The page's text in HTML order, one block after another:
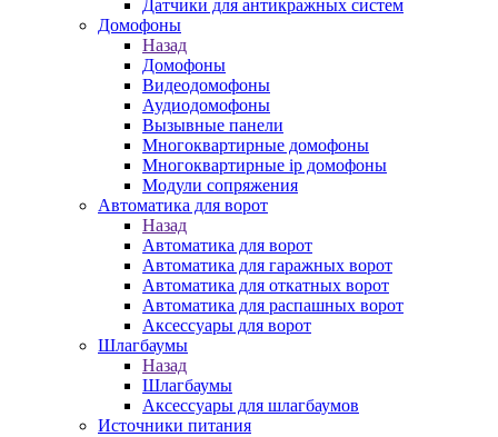
Датчики для антикражных систем
Домофоны
Назад
Домофоны
Видеодомофоны
Аудиодомофоны
Вызывные панели
Многоквартирные домофоны
Многоквартирные ip домофоны
Модули сопряжения
Автоматика для ворот
Назад
Автоматика для ворот
Автоматика для гаражных ворот
Автоматика для откатных ворот
Автоматика для распашных ворот
Аксессуары для ворот
Шлагбаумы
Назад
Шлагбаумы
Аксессуары для шлагбаумов
Источники питания